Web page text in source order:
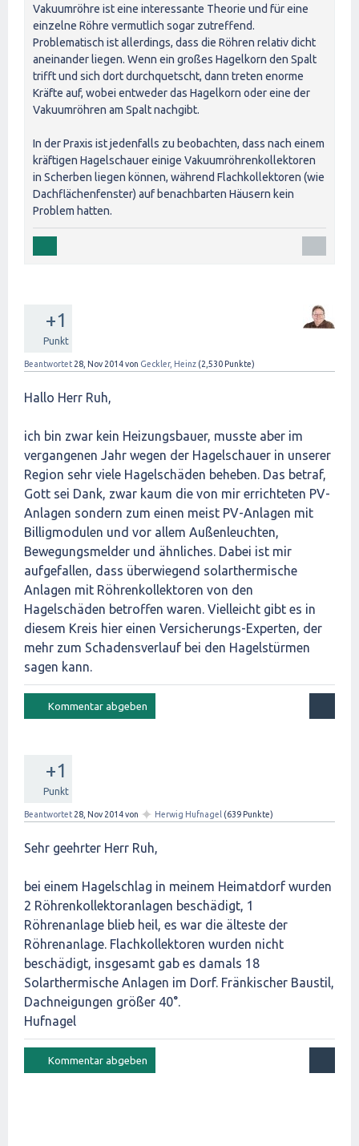
Vakuumröhre ist eine interessante Theorie und für eine
einzelne Röhre vermutlich sogar zutreffend.
Problematisch ist allerdings, dass die Röhren relativ dicht
aneinander liegen. Wenn ein großes Hagelkorn den Spalt
trifft und sich dort durchquetscht, dann treten enorme
Kräfte auf, wobei entweder das Hagelkorn oder eine der
Vakuumröhren am Spalt nachgibt.
In der Praxis ist jedenfalls zu beobachten, dass nach einem
kräftigen Hagelschauer einige Vakuumröhrenkollektoren
in Scherben liegen können, während Flachkollektoren (wie
Dachflächenfenster) auf benachbarten Häusern kein
Problem hatten.
+1
Punkt
Beantwortet 28, Nov 2014von Geckler, Heinz (2,530 Punkte)
Hallo Herr Ruh,
ich bin zwar kein Heizungsbauer, musste aber im
vergangenen Jahr wegen der Hagelschauer in unserer
Region sehr viele Hagelschäden beheben. Das betraf,
Gott sei Dank, zwar kaum die von mir errichteten PV-
Anlagen sondern zum einen meist PV-Anlagen mit
Billigmodulen und vor allem Außenleuchten,
Bewegungsmelder und ähnliches. Dabei ist mir
aufgefallen, dass überwiegend solarthermische
Anlagen mit Röhrenkollektoren von den
Hagelschäden betroffen waren. Vielleicht gibt es in
diesem Kreis hier einen Versicherungs-Experten, der
mehr zum Schadensverlauf bei den Hagelstürmen
sagen kann.
+1
Punkt
Beantwortet 28, Nov 2014von ✦ Herwig Hufnagel (639 Punkte)
Sehr geehrter Herr Ruh,
bei einem Hagelschlag in meinem Heimatdorf wurden
2 Röhrenkollektoranlagen beschädigt, 1
Röhrenanlage blieb heil, es war die älteste der
Röhrenanlage. Flachkollektoren wurden nicht
beschädigt, insgesamt gab es damals 18
Solarthermische Anlagen im Dorf. Fränkischer Baustil,
Dachneigungen größer 40°.
Hufnagel